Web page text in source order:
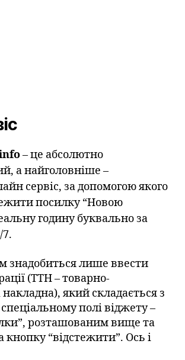
– це абсолютно
а найголовніше –
сервіс, за допомогою якого
посилку “Новою
годину буквально за
7.
знадобиться лише ввести
(ТТН – товарно-
який складається з
полі віджету –
розташованим вище та
кнопку “відстежити”. Ось і